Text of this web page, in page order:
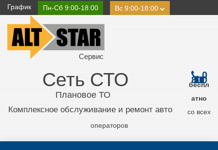
График Пн-Сб 9:00-18:00 Вс 9:00-18:00
Сервис
Сеть СТО
Плановое ТО
Комплексное обслуживание и ремонт авто
0
800 21 11 50
беспл
атно
со всех
операторов